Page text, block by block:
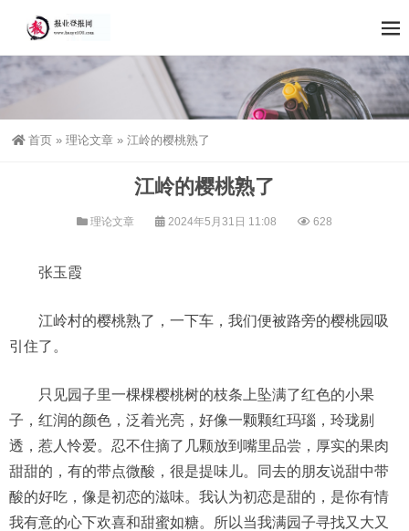
首页 » 理论文章 » 江岭的樱桃熟了
江岭的樱桃熟了
理论文章 2024年5月31日 11:08 628
张玉霞
江岭村的樱桃熟了，一下车，我们便被路旁的樱桃园吸
引住了。
只见园子里一棵棵樱桃树的枝条上坠满了红色的小果
子，红润的颜色，泛着光亮，好像一颗颗红玛瑙，玲珑剔
透，惹人怜爱。忍不住摘了几颗放到嘴里品尝，厚实的果肉
甜甜的，有的带点微酸，很是提味儿。同去的朋友说甜中带
酸的好吃，像是初恋的滋味。我认为初恋是甜的，是你有情
我有意的心下欢喜和甜蜜如糖。所以当我满园子寻找又大又